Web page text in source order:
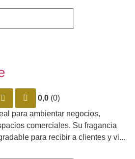
0,0 (0)
para ambientar negocios,
comerciales. Su fragancia
para recibir a clientes y vi...